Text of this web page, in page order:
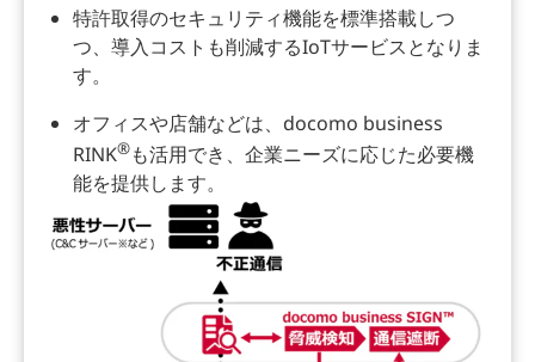
特許取得のセキュリティ機能を標準搭載しつ
つ、導入コストも削減するIoTサービスとなりま
す。
オフィスや店舗などは、docomo business
RINK®も活用でき、企業ニーズに応じた必要機
能を提供します。